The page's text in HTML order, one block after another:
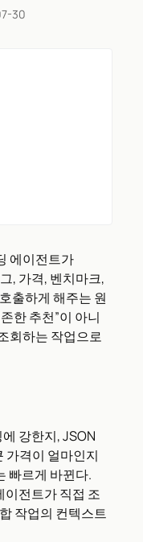
30
에이전트가
, 가격, 벤치마크,
출하게 해주는 원
한 추천”이 아니
회하는 작업으로
강한지, JSON
가격이 얼마인지
빠르게 바뀐다.
전트가 직접 조
작업의 컨텍스트